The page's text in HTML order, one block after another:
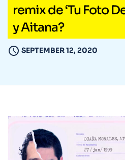
remix de ‘Tu Foto
y Aitana?
SEPTEMBER 12, 2020